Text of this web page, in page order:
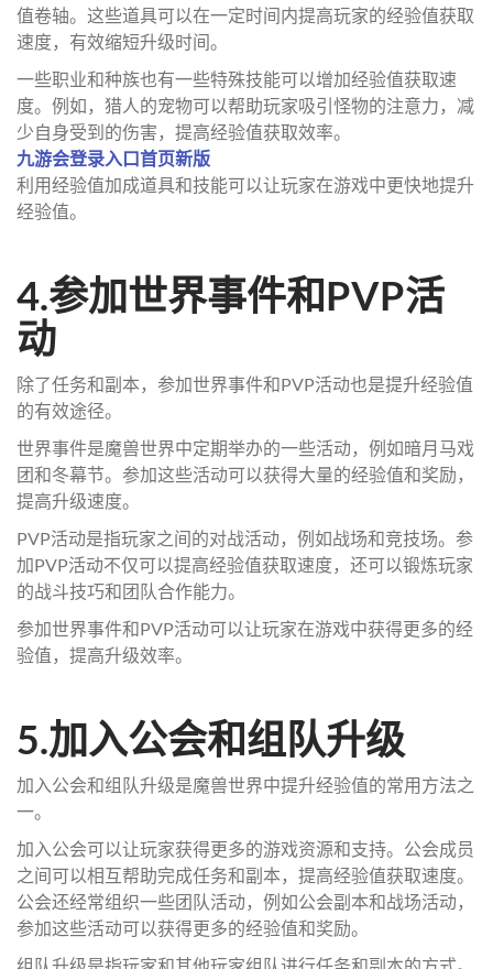
值卷轴。这些道具可以在一定时间内提高玩家的经验值获取
速度，有效缩短升级时间。
一些职业和种族也有一些特殊技能可以增加经验值获取速
度。例如，猎人的宠物可以帮助玩家吸引怪物的注意力，减
少自身受到的伤害，提高经验值获取效率。
九游会登录入口首页新版
利用经验值加成道具和技能可以让玩家在游戏中更快地提升
经验值。
4.参加世界事件和PVP活
动
除了任务和副本，参加世界事件和PVP活动也是提升经验值
的有效途径。
世界事件是魔兽世界中定期举办的一些活动，例如暗月马戏
团和冬幕节。参加这些活动可以获得大量的经验值和奖励，
提高升级速度。
PVP活动是指玩家之间的对战活动，例如战场和竞技场。参
加PVP活动不仅可以提高经验值获取速度，还可以锻炼玩家
的战斗技巧和团队合作能力。
参加世界事件和PVP活动可以让玩家在游戏中获得更多的经
验值，提高升级效率。
5.加入公会和组队升级
加入公会和组队升级是魔兽世界中提升经验值的常用方法之
一。
加入公会可以让玩家获得更多的游戏资源和支持。公会成员
之间可以相互帮助完成任务和副本，提高经验值获取速度。
公会还经常组织一些团队活动，例如公会副本和战场活动，
参加这些活动可以获得更多的经验值和奖励。
组队升级是指玩家和其他玩家组队进行任务和副本的方式。